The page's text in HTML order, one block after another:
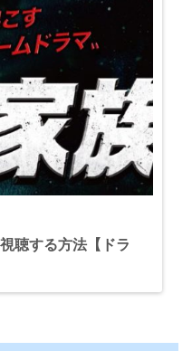
聴する方法【ドラ